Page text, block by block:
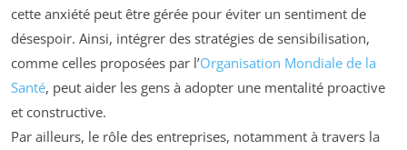
cette anxiété peut être gérée pour éviter un sentiment de
désespoir. Ainsi, intégrer des stratégies de sensibilisation,
comme celles proposées par l’Organisation Mondiale de la
Santé, peut aider les gens à adopter une mentalité proactive
et constructive.
Par ailleurs, le rôle des entreprises, notamment à travers la